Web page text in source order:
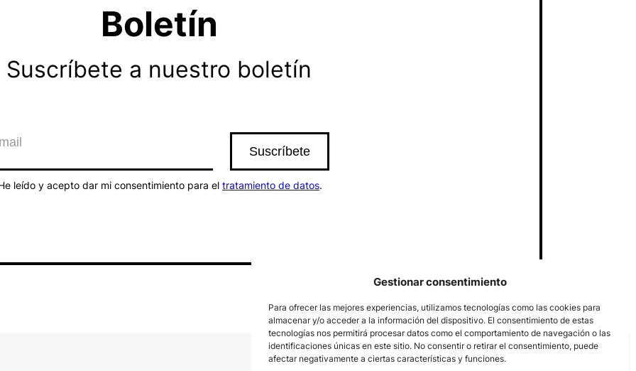
Gestionar consentimiento
Para ofrecer las mejores experiencias, utilizamos tecnologías como las cookies para
almacenar y/o acceder a la información del dispositivo. El consentimiento de estas
tecnologías nos permitirá procesar datos como el comportamiento de navegación o las
identificaciones únicas en este sitio. No consentir o retirar el consentimiento, puede
afectar negativamente a ciertas características y funciones.
Boletín
Suscríbete a nuestro boletín
leído y acepto dar mi consentimiento para el tratamiento de datos.